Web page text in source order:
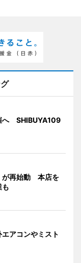
へ SHIBUYA109
が再始動 本店を
も
アコンやミスト